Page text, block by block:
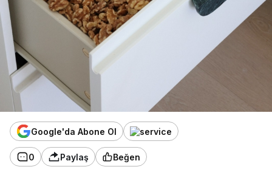
Google'da Abone Ol
0 Paylaş Beğen